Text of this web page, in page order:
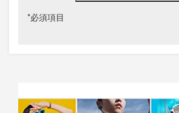
*必須項目